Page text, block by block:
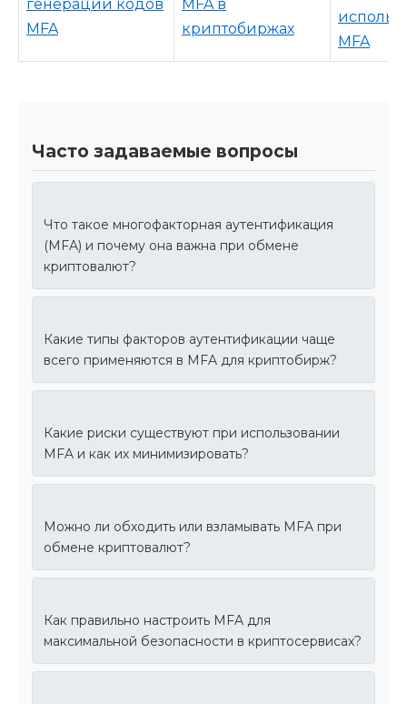
генерации кодов
MFA
MFA в
криптобиржах
MFA
Часто задаваемые вопросы
Что такое многофакторная аутентификация
(MFA) и почему она важна при обмене
криптовалют?
Какие типы факторов аутентификации чаще
всего применяются в MFA для криптобирж?
Какие риски существуют при использовании
MFA и как их минимизировать?
Можно ли обходить или взламывать MFA при
обмене криптовалют?
Как правильно настроить MFA для
максимальной безопасности в криптосервисах?